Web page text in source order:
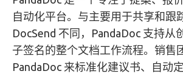
自动化平台。与主要用于共享和跟
DocSend 不同，PandaDoc 支持从
子签名的整个文档工作流程。销售
PandaDoc 来标准化建议书、自动